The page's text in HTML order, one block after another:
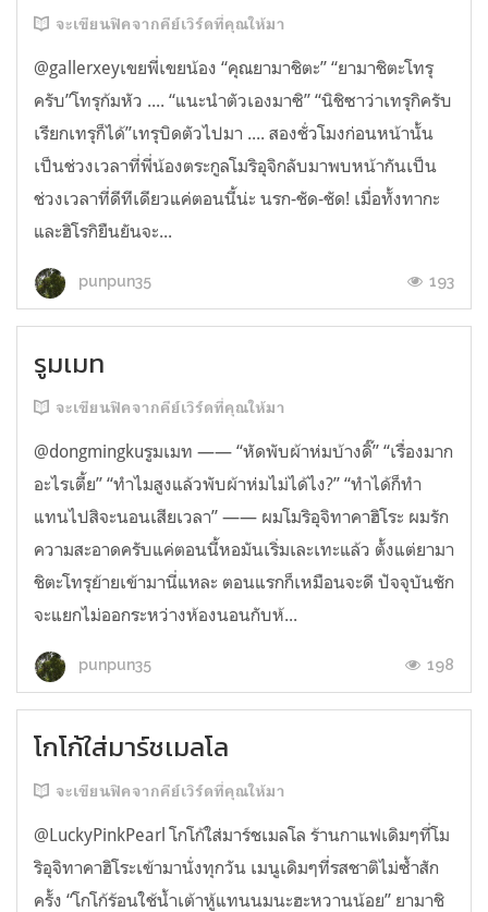
จะเขียนฟิคจากคีย์เวิร์ดที่คุณให้มา
@gallerxeyเขยพี่เขยน้อง “คุณยามาชิตะ” “ยามาชิตะโทรุ
ครับ”โทรุก้มหัว .... “แนะนำตัวเองมาซิ” “นิชิซาว่าเทรุกิครับ
เรียกเทรุก็ได้”เทรุบิดตัวไปมา .... สองชั่วโมงก่อนหน้านั้น
เป็นช่วงเวลาที่พี่น้องตระกูลโมริอุจิกลับมาพบหน้ากันเป็น
ช่วงเวลาที่ดีทีเดียวแค่ตอนนี้น่ะ นรก-ชัด-ชัด! เมื่อทั้งทากะ
และฮิโรกิยืนยันจะ...
punpun35 193
รูมเมท
จะเขียนฟิคจากคีย์เวิร์ดที่คุณให้มา
@dongmingkuรูมเมท —— “หัดพับผ้าห่มบ้างดิ๊” “เรื่องมาก
อะไรเตี้ย” “ทำไมสูงแล้วพับผ้าห่มไม่ได้ไง?” “ทำได้ก็ทำ
แทนไปสิจะนอนเสียเวลา” —— ผมโมริอุจิทาคาฮิโระ ผมรัก
ความสะอาดครับแค่ตอนนี้หอมันเริ่มเละเทะแล้ว ตั้งแต่ยามา
ชิตะโทรุย้ายเข้ามานี่แหละ ตอนแรกก็เหมือนจะดี ปัจจุบันชัก
จะแยกไม่ออกระหว่างห้องนอนกับห้...
punpun35 198
โกโก้ใส่มาร์ชเมลโล
จะเขียนฟิคจากคีย์เวิร์ดที่คุณให้มา
@LuckyPinkPearl โกโก้ใส่มาร์ชเมลโล ร้านกาแฟเดิมๆที่โม
ริอุจิทาคาฮิโระเข้ามานั่งทุกวัน เมนูเดิมๆที่รสชาติไม่ซ้ำสัก
ครั้ง “โกโก้ร้อนใช้น้ำเต้าหู้แทนนมนะฮะหวานน้อย” ยามาชิ